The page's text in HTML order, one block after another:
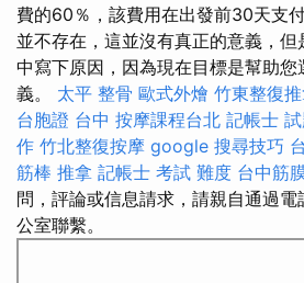
費的60％，該費用在出發前30天支
並不存在，這並沒有真正的意義，
中寫下原因，因為現在目標是幫助
義。 太平 整骨 歐式外燴 竹東整復
台胞證 台中 按摩課程台北 記帳士
作 竹北整復按摩 google 搜尋技巧
筋棒 推拿 記帳士 考試 難度 台中筋
問，評論或信息請求，請親自通過
公室聯繫。